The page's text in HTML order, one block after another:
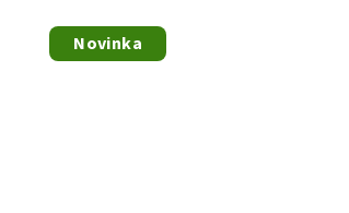
Novinka